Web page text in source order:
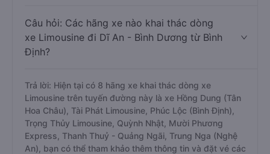
Câu hỏi: Các hãng xe nào khai thác dòng
xe Limousine đi Dĩ An - Bình Dương từ Bình
Định?
Trả lời: Hiện tại có 8 hãng xe khai thác dòng xe
Limousine trên tuyến đường này là xe Hồng Dung (Tân
Hoa Châu), Tài Phát Limousine, Phúc Lộc (Bình Định),
Trọng Thủy Limousine, Quỳnh Nhật, Mười Phương
Express, Thanh Thuỷ - Quảng Ngãi, Trung Nga (Nghệ
An), bạn có thể tham khảo thêm thông tin và đặt vé các